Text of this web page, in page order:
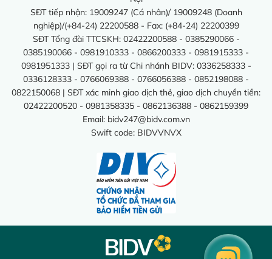
SĐT tiếp nhận: 19009247 (Cá nhân)/ 19009248 (Doanh
nghiệp)/(+84-24) 22200588 - Fax: (+84-24) 22200399
SĐT Tổng đài TTCSKH: 02422200588 - 0385290066 -
0385190066 - 0981910333 - 0866200333 - 0981915333 -
0981951333 | SĐT gọi ra từ Chi nhánh BIDV: 0336258333 -
0336128333 - 0766069388 - 0766056388 - 0852198088 -
0822150068 | SĐT xác minh giao dịch thẻ, giao dịch chuyển tiền:
02422200520 - 0981358335 - 0862136388 - 0862159399
Email: bidv247@bidv.com.vn
Swift code: BIDVVNVX